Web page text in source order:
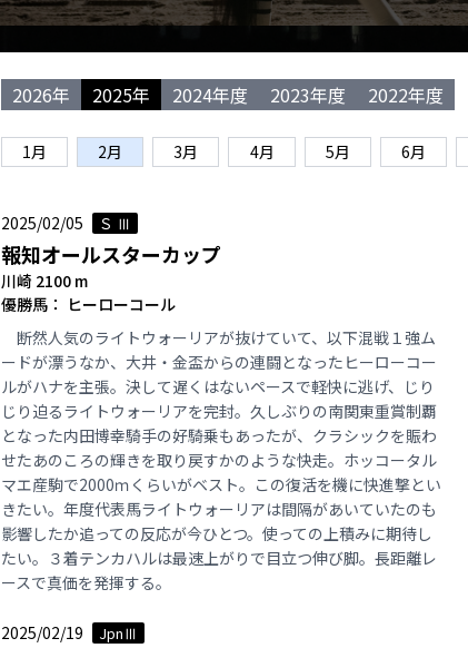
2026年 2025年 2024年度 2023年度 2022年度
1月 2月 3月 4月 5月 6月
2025/02/05 Ｓ Ⅲ
報知オールスターカップ
川崎 2100 m
優勝馬： ヒーローコール
断然人気のライトウォーリアが抜けていて、以下混戦１強ム
ードが漂うなか、大井・金盃からの連闘となったヒーローコー
ルがハナを主張。決して遅くはないペースで軽快に逃げ、じり
じり迫るライトウォーリアを完封。久しぶりの南関東重賞制覇
となった内田博幸騎手の好騎乗もあったが、クラシックを賑わ
せたあのころの輝きを取り戻すかのような快走。ホッコータル
マエ産駒で2000ｍくらいがベスト。この復活を機に快進撃とい
きたい。年度代表馬ライトウォーリアは間隔があいていたのも
影響したか追っての反応が今ひとつ。使っての上積みに期待し
たい。３着テンカハルは最速上がりで目立つ伸び脚。長距離レ
ースで真価を発揮する。
2025/02/19 JpnⅢ